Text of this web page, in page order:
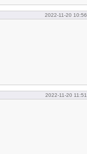
2022-11-20 10:56
2022-11-20 11:51